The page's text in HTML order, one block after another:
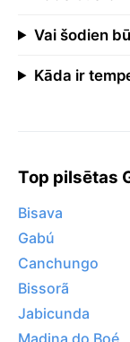
Vai šodien
Kāda ir
Top pilsētas
Bisava
Gabú
Canchungo
Bissorã
Jabicunda